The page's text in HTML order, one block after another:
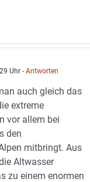
Uhr - Antworten
auch gleich das
extreme
vor allem bei
den
mitbringt. Aus
Altwasser
zu einem enormen